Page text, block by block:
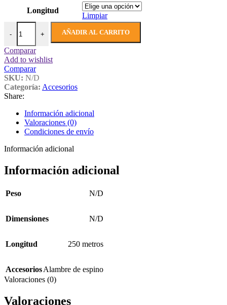
Longitud
Limpiar
-
Alambre de espino verde 4/2 - 7/15 cantidad
+ AÑADIR AL CARRITO
Comparar
Add to wishlist
Comparar
SKU: N/D
Categoría: Accesorios
Share:
Información adicional
Valoraciones (0)
Condiciones de envío
Información adicional
Información adicional
Peso N/D
Dimensiones N/D
Longitud 250 metros
AccesoriosAlambre de espino
Valoraciones (0)
Valoraciones